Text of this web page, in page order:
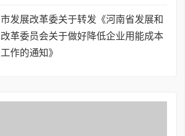
市发展改革委关于转发《河南省发展和
改革委员会关于做好降低企业用能成本
工作的通知》